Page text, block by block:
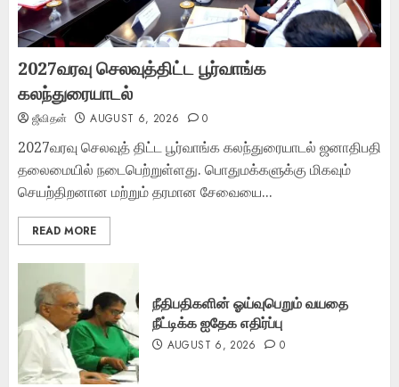
2027வரவு செலவுத்திட்ட பூர்வாங்க
கலந்துரையாடல்
ஜீவிதன் AUGUST 6, 2026 0
2027வரவு செலவுத் திட்ட பூர்வாங்க கலந்துரையாடல் ஜனாதிபதி
தலைமையில் நடைபெற்றுள்ளது. பொதுமக்களுக்கு மிகவும்
செயற்திறனான மற்றும் தரமான சேவையை...
READ MORE
நீதிபதிகளின் ஓய்வுபெறும் வயதை
நீட்டிக்க ஐதேக எதிர்ப்பு
AUGUST 6, 2026 0